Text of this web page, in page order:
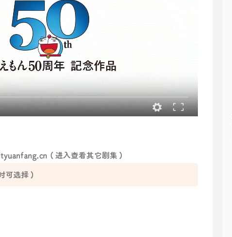
（进入查看其它剧集）
可选择）